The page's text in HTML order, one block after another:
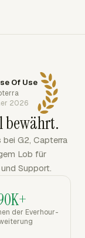
Of Use
2026
bewährt.
G2, Capterra
Lob für
Support.
der Everhour-